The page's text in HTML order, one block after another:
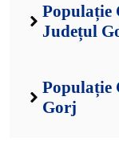
Populație
Județul
Populație
Gorj